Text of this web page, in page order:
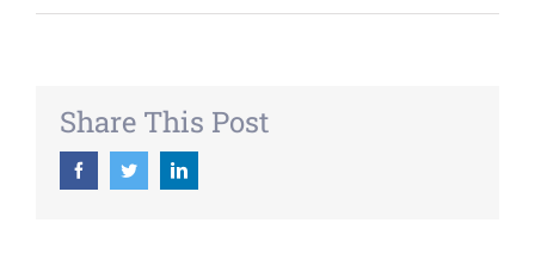
Share This Post
FacebookTwitterLinkedin